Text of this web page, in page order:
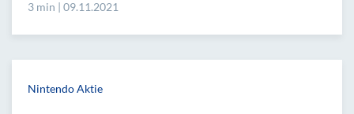
3 min | 09.11.2021
Nintendo Aktie